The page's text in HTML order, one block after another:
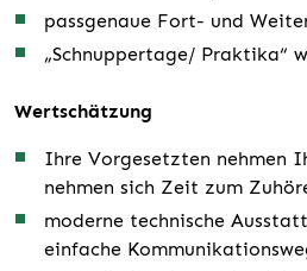
passgenaue Fort- und
„Schnuppertage/ Praktika“
Wertschätzung
Ihre Vorgesetzten nehmen
nehmen sich Zeit zum
moderne technische
einfache